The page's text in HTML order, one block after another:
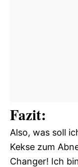
Fazit:
Also, was soll
Kekse zum
Changer! Ich